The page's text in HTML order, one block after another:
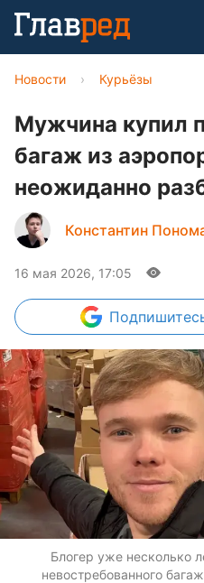
Новости › Курьёзы
Мужчина купил
багаж из
неожиданно
Константин
16 мая 2026, 17:05
Блогер уже несколько
невостребованного